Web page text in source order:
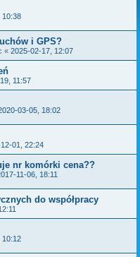
10:38
i GPS?
« 2025-02-17, 12:07
11:57
03-05, 18:02
01, 22:24
nr komórki cena??
11-06, 18:11
do współpracy
10:12